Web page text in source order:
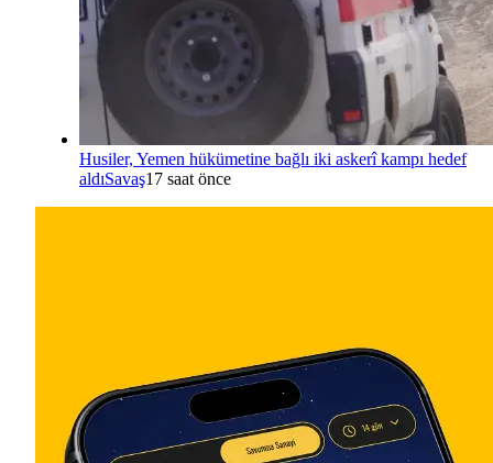
Husiler, Yemen hükümetine bağlı iki askerî kampı hedef
aldıSavaş17 saat önce